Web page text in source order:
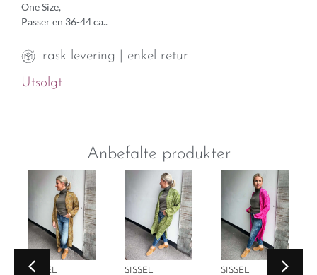
One Size,
Passer en 36-44 ca..
rask levering | enkel retur
Utsolgt
Anbefalte produkter
SISSEL
SISSEL
SISSEL